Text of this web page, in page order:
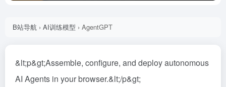
B站导航 › AI训练模型 › AgentGPT
&lt;p&gt;Assemble, configure, and deploy autonomous
AI Agents in your browser.&lt;/p&gt;